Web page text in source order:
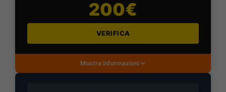
200€
VERIFICA
Mostra Informazioni